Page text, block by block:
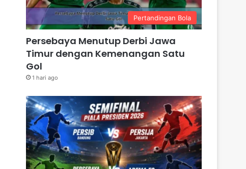
Pertandingan Bola
Persebaya Menutup Derbi Jawa
Timur dengan Kemenangan Satu
Gol
1 hari ago